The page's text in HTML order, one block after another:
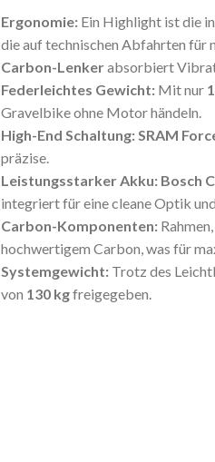
Ergonomie: Ein Highlight ist die
die auf technischen Abfahrten für
Carbon-Lenkerabsorbiert
Federleichtes Gewicht: Mit nur
Gravelbike ohne Motor händeln.
High-End Schaltung:SRAM
präzise.
Leistungsstarker Akku: Bosch
integriert für eine cleane Optik
Carbon-Komponenten:
hochwertigem Carbon, was für
Systemgewicht: Trotz des
von 130 kgfreigegeben.